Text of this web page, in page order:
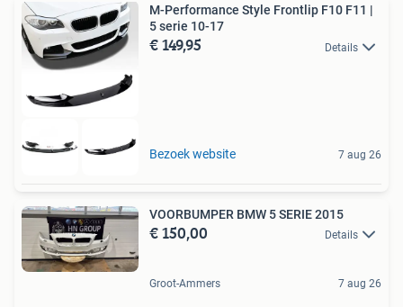
M-Performance Style Frontlip F10 F11 |
5 serie 10-17
€ 149,95 Details
Bezoek website 7 aug 26
VOORBUMPER BMW 5 SERIE 2015
€ 150,00 Details
Groot-Ammers 7 aug 26